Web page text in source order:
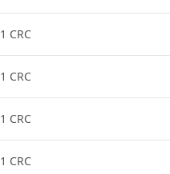
1 CRC
1 CRC
1 CRC
1 CRC